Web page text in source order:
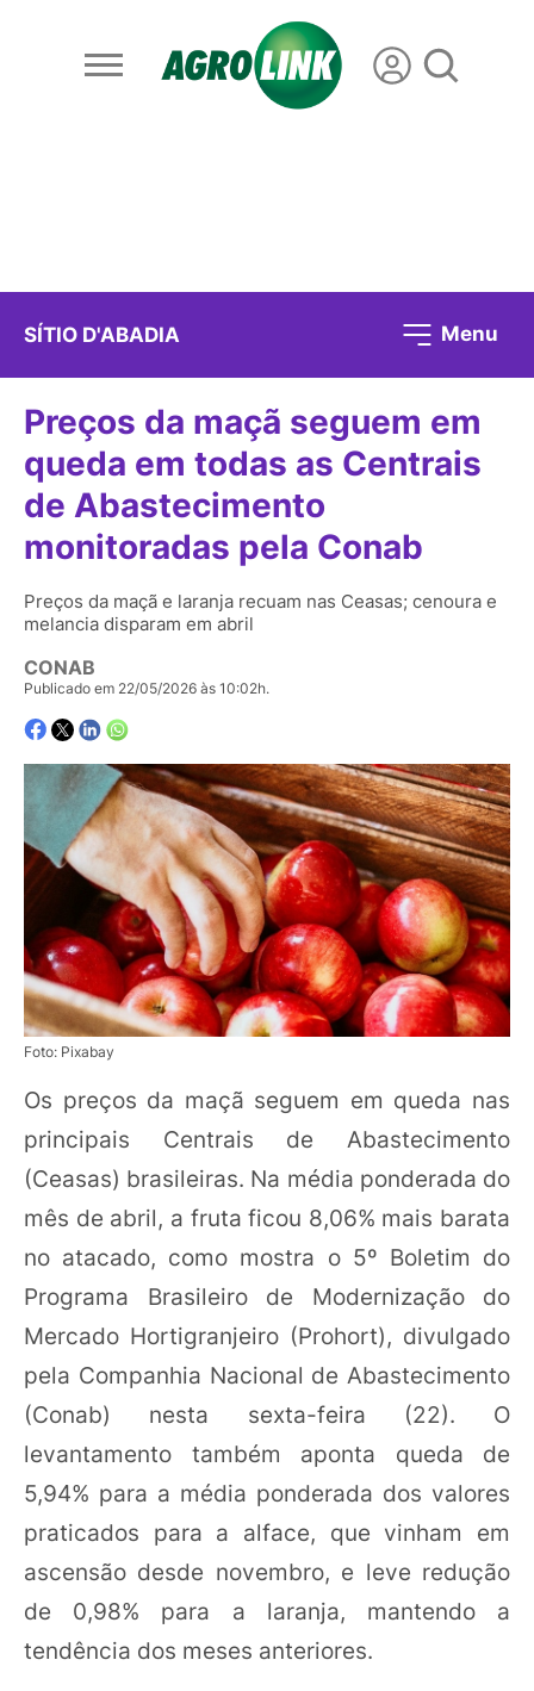
SÍTIO D'ABADIA Menu
Preços da maçã seguem em
queda em todas as Centrais
de Abastecimento
monitoradas pela Conab
Preços da maçã e laranja recuam nas Ceasas; cenoura e
melancia disparam em abril
CONAB
Publicado em 22/05/2026 às 10:02h.
Foto: Pixabay
Os preços da maçã seguem em queda nas
principais Centrais de Abastecimento
(Ceasas) brasileiras. Na média ponderada do
mês de abril, a fruta ficou 8,06% mais barata
no atacado, como mostra o 5º Boletim do
Programa Brasileiro de Modernização do
Mercado Hortigranjeiro (Prohort), divulgado
pela Companhia Nacional de Abastecimento
(Conab) nesta sexta-feira (22). O
levantamento também aponta queda de
5,94% para a média ponderada dos valores
praticados para a alface, que vinham em
ascensão desde novembro, e leve redução
de 0,98% para a laranja, mantendo a
tendência dos meses anteriores.